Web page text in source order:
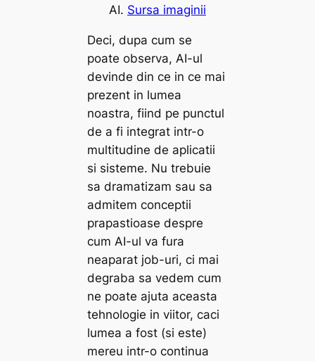
AI. Sursa imaginii
Deci, dupa cum se
poate observa, AI-ul
devinde din ce in ce mai
prezent in lumea
noastra, fiind pe punctul
de a fi integrat intr-o
multitudine de aplicatii
si sisteme. Nu trebuie
sa dramatizam sau sa
admitem conceptii
prapastioase despre
cum AI-ul va fura
neaparat job-uri, ci mai
degraba sa vedem cum
ne poate ajuta aceasta
tehnologie in viitor, caci
lumea a fost (si este)
mereu intr-o continua